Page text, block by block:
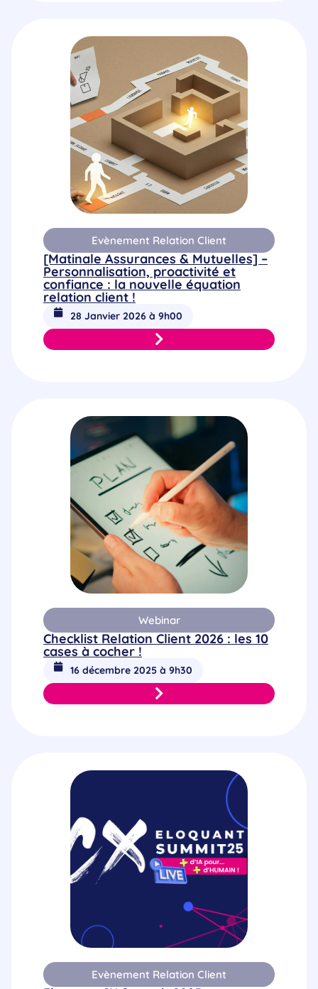
Evènement Relation Client
[Matinale Assurances & Mutuelles] –
Personnalisation, proactivité et
confiance : la nouvelle équation
relation client !
28 Janvier 2026 à 9h00
Webinar
Checklist Relation Client 2026 : les 10
cases à cocher !
16 décembre 2025 à 9h30
Evènement Relation Client